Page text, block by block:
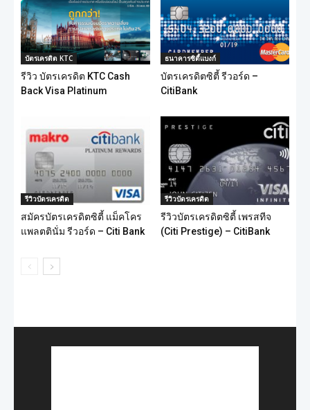
บัตรเครดิต KTC
รีวิว บัตรเครดิต KTC Cash
Back Visa Platinum
ธนาคารซิตี้แบงก์
บัตรเครดิตซิตี้ รีวอร์ด –
CitiBank
รีวิวบัตรเครดิต
สมัครบัตรเครดิตซิตี้ แม็คโคร
แพลตตินั่ม รีวอร์ด – Citi Bank
รีวิวบัตรเครดิต
รีวิวบัตรเครดิตซิตี้ เพรสทีจ
(Citi Prestige) – CitiBank